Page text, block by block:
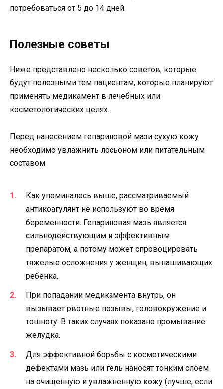
потребоваться от 5 до 14 дней.
Полезные советы
Ниже представлено несколько советов, которые
будут полезными тем пациентам, которые планируют
применять медикамент в лечебных или
косметологических целях.
Перед нанесением гепариновой мази сухую кожу
необходимо увлажнить лосьоном или питательным
составом
Как упоминалось выше, рассматриваемый
антикоагулянт не используют во время
беременности. Гепариновая мазь является
сильнодействующим и эффективным
препаратом, а потому может спровоцировать
тяжелые осложнения у женщин, вынашивающих
ребёнка.
При попадании медикамента внутрь, он
вызывает рвотные позывы, головокружение и
тошноту. В таких случаях показано промывание
желудка.
Для эффективной борьбы с косметическими
дефектами мазь или гель наносят тонким слоем
на очищенную и увлажненную кожу (лучше, если